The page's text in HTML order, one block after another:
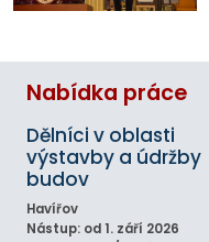
Nabídka práce
Dělníci v oblasti
výstavby a údržby
budov
Havířov
Nástup: od 1. září 2026